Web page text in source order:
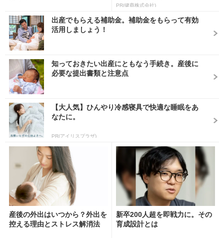
PR(健商株式会社)
出産でもらえる補助金。補助金をもらって有効
活用しましょう！
知っておきたい出産にともなう手続き。産後に
必要な提出書類と注意点
【大人気】ひんやり冷感寝具で快適な睡眠をあ
なたに。
PR(アイリスプラザ)
産後の外出はいつから？外出を
控える理由とストレス解消法
新卒200人超を即戦力に。その
育成設計とは